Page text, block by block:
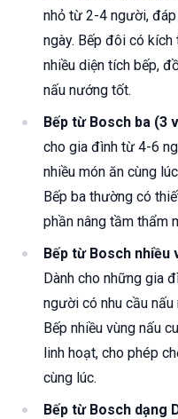
nhỏ từ 2-4 người,
ngày. Bếp đôi có
nhiều diện tích bếp,
nấu nướng tốt.
Bếp từ Bosch ba (3
cho gia đình từ 4-6
nhiều món ăn cùng
Bếp ba thường có
phần nâng tầm thẩm
Bếp từ Bosch nhiều
Dành cho những gia
người có nhu cầu
Bếp nhiều vùng nấu
linh hoạt, cho phép
cùng lúc.
Bếp từ Bosch dạng